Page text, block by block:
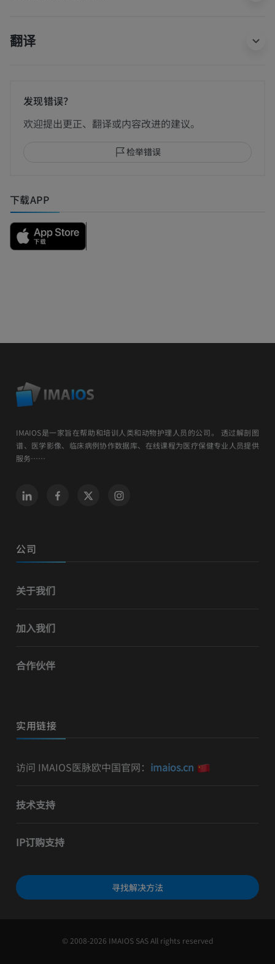
翻译
发现错误？
欢迎提出更正、翻译或内容改进的建议。
检举错误
下载APP
IMAIOS是一家旨在帮助和培训人类和动物护理人员的公司。 透过解剖图
谱、医学影像、临床病例协作数据库、在线课程为医疗保健专业人员提供
服务……
公司
关于我们
加入我们
合作伙伴
实用链接
访问 IMAIOS医脉欧中国官网： imaios.cn
技术支持
IP订购支持
寻找解决方法
© 2008-2026 IMAIOS SAS All rights reserved